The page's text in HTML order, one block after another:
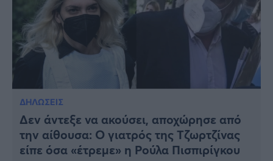
ΔΗΛΩΣΕΙΣ
Δεν άντεξε να ακούσει, αποχώρησε από
την αίθουσα: Ο γιατρός της Τζωρτζίνας
είπε όσα «έτρεμε» η Ρούλα Πισπιρίγκου